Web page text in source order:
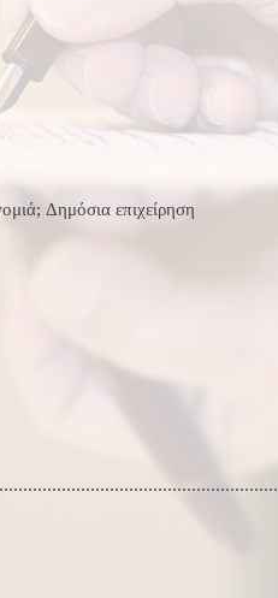
Δημόσια επιχείρηση